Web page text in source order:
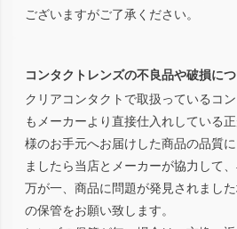
ございますがご了承ください。
コンタクトレンズの不良品や破損に
クリアコンタクトで取扱っているコ
もメーカーより直接仕入れしている
様のお手元へお届けした商品の品質
ましたら当店とメーカーが協力して
万が一、商品に問題が発見されまし
の保管をお願い致します。